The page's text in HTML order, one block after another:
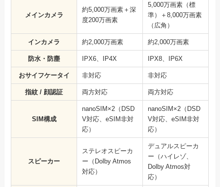
メインカメラ
約5,000万画素＋深
度200万画素
5,000万画素（標
準）＋8,000万画素
（広角）
インカメラ 約2,000万画素 約2,000万画素
防水・防塵 IPX6、IP4X IPX8、IP6X
おサイフケータイ 非対応 非対応
指紋 / 顔認証 両方対応 両方対応
SIM構成
nanoSIM×2（DSD
V対応、eSIM非対
応）
nanoSIM×2（DSD
V対応、eSIM非対
応）
スピーカー
ステレオスピーカ
ー（Dolby Atmos
対応）
デュアルスピーカ
ー（ハイレゾ、
Dolby Atmos対
応）